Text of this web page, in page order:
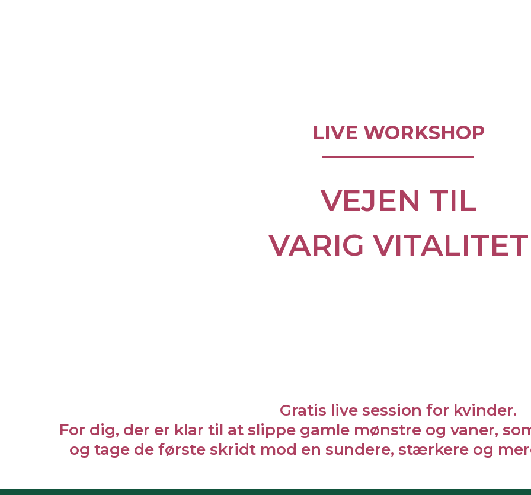
LIVE WORKSHOP
VEJEN TIL
VARIG VITALITET
Gratis live session for kvinder.
For dig, der er klar til at slippe gamle mønstre og vaner,
og tage de første skridt mod en sundere, stærkere og